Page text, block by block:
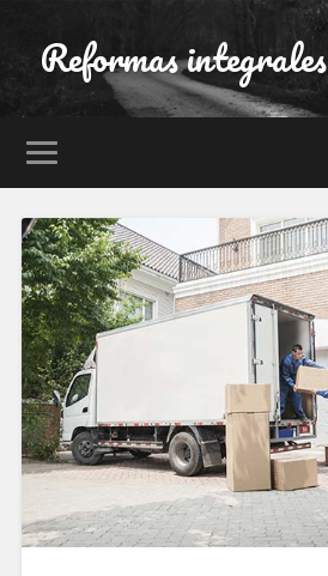
Reformas